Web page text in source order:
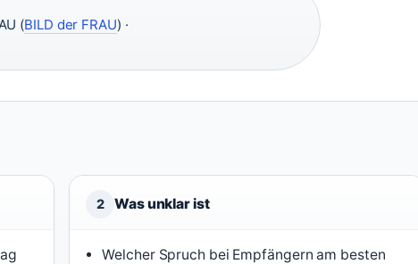
(BILD der FRAU) ·
2 Was unklar ist
Welcher Spruch bei Empfängern am besten